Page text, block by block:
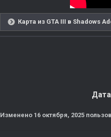
Карта из GTA III в Shadows
Изменено 16 октября, 2025